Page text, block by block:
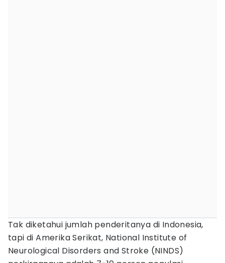
Tak diketahui jumlah penderitanya di Indonesia,
tapi di Amerika Serikat, National Institute of
Neurological Disorders and Stroke (NINDS)